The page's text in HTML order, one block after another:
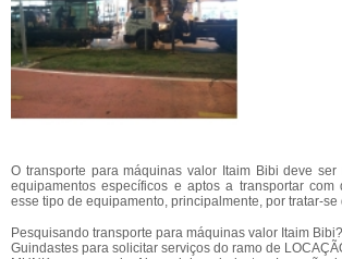
O transporte para máquinas valor Itaim Bibi deve
equipamentos específicos e aptos a transportar com
esse tipo de equipamento, principalmente, por tratar-
Pesquisando transporte para máquinas valor Itaim
Guindastes para solicitar serviços do ramo de